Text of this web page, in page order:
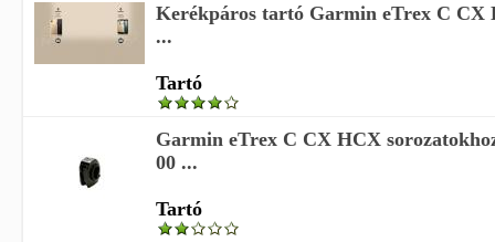
Kerékpáros tartó Garmin eTrex C CX
...
Tartó
Garmin eTrex C CX HCX
00 ...
Tartó